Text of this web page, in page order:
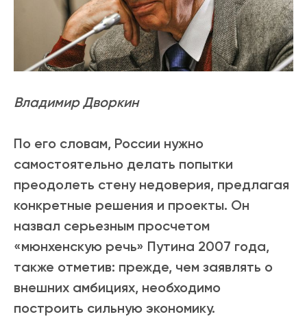
Владимир Дворкин
По его словам, России нужно
самостоятельно делать попытки
преодолеть стену недоверия, предлагая
конкретные решения и проекты. Он
назвал серьезным просчетом
«мюнхенскую речь» Путина 2007 года,
также отметив: прежде, чем заявлять о
внешних амбициях, необходимо
построить сильную экономику.